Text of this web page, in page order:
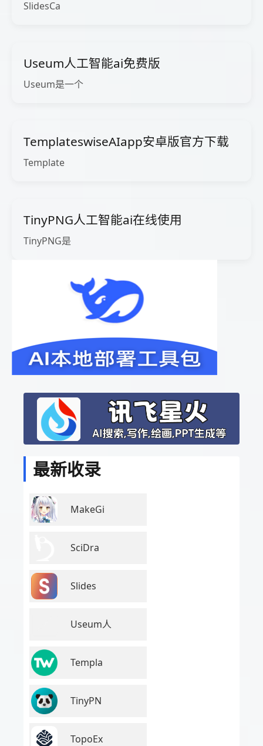
SlidesCa
Useum人工智能ai免费版
Useum是一个
TemplateswiseAIapp安卓版官方下载
Template
TinyPNG人工智能ai在线使用
TinyPNG是
最新收录
MakeGi
SciDra
Slides
Useum人
Templa
TinyPN
TopoEx